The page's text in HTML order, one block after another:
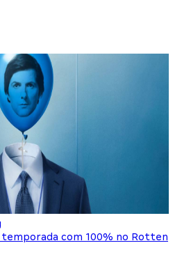
temporada com 100% no Rotten